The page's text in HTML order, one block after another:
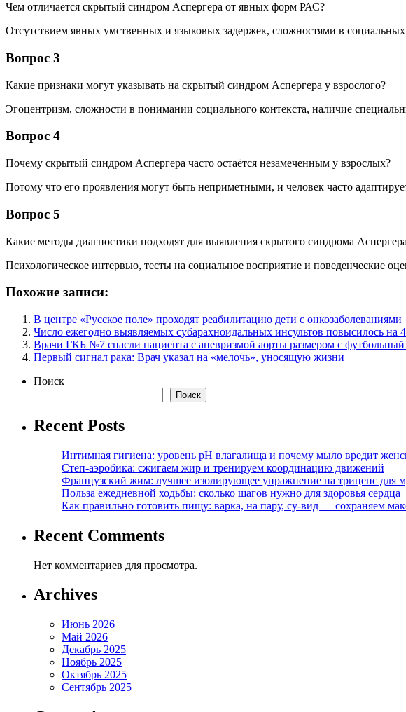
Чем отличается скрытый синдром Аспергера от явных форм РАС?
Отсутствием явных умственных и языковых задержек, сложностями в
Вопрос 3
Какие признаки могут указывать на скрытый синдром Аспергера у взрослого?
Эгоцентризм, сложности в понимании социального контекста, наличие
Вопрос 4
Почему скрытый синдром Аспергера часто остаётся незамеченным у взрослых?
Потому что его проявления могут быть неприметными, и человек часто
Вопрос 5
Какие методы диагностики подходят для выявления скрытого синдрома
Психологическое интервью, тесты на социальное восприятие и поведенческие
Похожие записи:
В центре «Русское поле» проходят реабилитацию дети с онкозаболеваниями
Число ежегодно выявляемых субарахноидальных инсультов повысилось на
Врачи ГКБ №7 спасли пациента с аневризмой аорты размером с
Первый сигнал рака: Врач указал на «мелочь», уносящую жизни
Поиск
Поиск
Recent Posts
Интимная гигиена: уровень pH влагалища и почему мыло вредит
Степ-аэробика: сжигаем жир и тренируем координацию движений
Французский жим: лучшее изолирующее упражнение на трицепс для
Польза ежедневной ходьбы: сколько шагов нужно для здоровья сердца
Как правильно готовить пищу: варка, на пару, су-вид — сохраняем
Recent Comments
Нет комментариев для просмотра.
Archives
Июнь 2026
Май 2026
Декабрь 2025
Ноябрь 2025
Октябрь 2025
Сентябрь 2025